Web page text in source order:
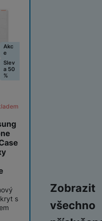
Pro Privacy kombinuje
Akc
e
Slev
a 50
%
s
Zobrazit
všechno